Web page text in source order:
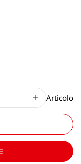
Articolo